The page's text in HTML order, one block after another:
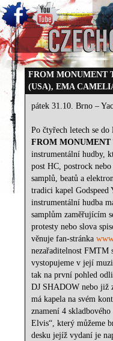
FROM MONUMENT
(USA), EMA
pátek 31.10. Brno –
Po čtyřech letech se
FROM MONUMENT
instrumentální hudby,
post HC, postrock
samplů, beatů a
tradici kapel
instrumentální hudba
samplům zaměřujícím
protesty nebo slova
věnuje fan-stránka
nezařaditelnost
vystopujeme v její
tak na první pohled
DJ SHADOW nebo již
má kapela na svém
znamení 4
Elvis“, který můžeme
desku jejíž vydaní je